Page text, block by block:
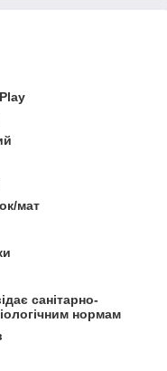
мат
санітарно-
нормам